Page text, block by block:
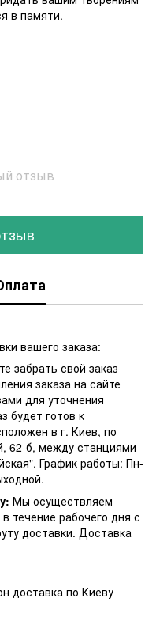
в памяти.
отзыв
вашего заказа:
забрать свой заказ
заказа на сайте
для уточнения
будет готов к
в г. Киев, по
62-б, между станциями
График работы: Пн-
Мы осуществляем
течение рабочего дня с
доставки. Доставка
доставка по Киеву